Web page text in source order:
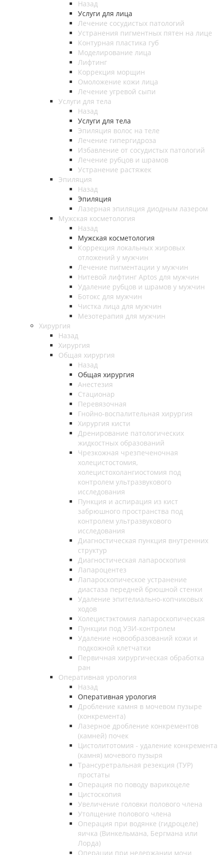
Назад
Услуги для лица
Лечение сосудистых патологий
Устранения пигментных пятен на лице
Контурная пластика губ
Моделирование лица
Лифтинг
Коррекция морщин
Омоложение кожи лица
Лечение угревой сыпи
Услуги для тела
Назад
Услуги для тела
Эпиляция волос на теле
Лечение гипергидроза
Избавление от сосудистых патологий
Лечение рубцов и шрамов
Устранение растяжек
Эпиляция
Назад
Эпиляция
Лазерная эпиляция диодным лазером
Мужская косметология
Назад
Мужская косметология
Коррекция локальных жировых
отложений у мужчин
Лечение пигментации у мужчин
Нитевой лифтинг Aptos для мужчин
Удаление рубцов и шрамов у мужчин
Ботокс для мужчин
Чистка лица для мужчин
Мезотерапия для мужчин
Хирургия
Назад
Хирургия
Общая хирургия
Назад
Общая хирургия
Анестезия
Стационар
Перевязочная
Гнойно-воспалительная хирургия
Хирургия кисти
Дренирование патологических
жидкостных образований
Чрезкожная чрезпеченочная
холецистостомия,
холецистохолангиостомия под
контролем ультразвукового
исследования
Пункция и аспирация из кист
забрюшного пространства под
контролем ультразвукового
исследования
Диагностическая пункция внутренних
структур
Диагностическая лапароскопия
Лапароцентез
Лапароскопическое устранение
диастаза передней брюшной стенки
Удаление эпителиально-копчиковых
ходов
Холецистэктомия лапароскопическая
Пункции под УЗИ-контролем
Удаление новообразований кожи и
подкожной клетчатки
Первичная хирургическая обработка
ран
Оперативная урология
Назад
Оперативная урология
Дробление камня в мочевом пузыре
(конкремента)
Лазерное дробление конкрементов
(камней) почек
Цистолитотомия - удаление конкремента
(камня) мочевого пузыря
Трансуретральная резекция (ТУР)
простаты
Операция по поводу варикоцеле
Цистоскопия
Увеличение головки полового члена
Утолщение полового члена
Операция при водянке (гидроцеле)
яичка (Винкельмана, Бергмана или
Лорда)
Операции при недержании мочи